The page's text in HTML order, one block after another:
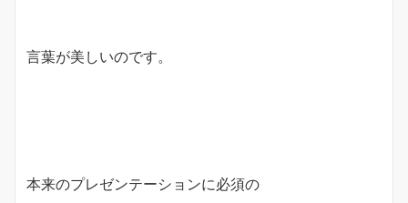
言葉が美しいのです。
本来のプレゼンテーションに必須の